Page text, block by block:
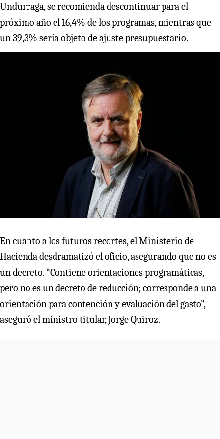
Undurraga, se recomienda descontinuar para el
próximo año el 16,4% de los programas, mientras que
un 39,3% sería objeto de ajuste presupuestario.
En cuanto a los futuros recortes, el Ministerio de
Hacienda desdramatizó el oficio, asegurando que no es
un decreto. “Contiene orientaciones programáticas,
pero no es un decreto de reducción; corresponde a una
orientación para contención y evaluación del gasto”,
aseguró el ministro titular, Jorge Quiroz.